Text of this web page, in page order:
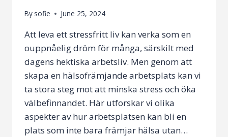
By sofie June 25, 2024
Att leva ett stressfritt liv kan verka som en
ouppnåelig dröm för många, särskilt med
dagens hektiska arbetsliv. Men genom att
skapa en hälsofrämjande arbetsplats kan vi
ta stora steg mot att minska stress och öka
välbefinnandet. Här utforskar vi olika
aspekter av hur arbetsplatsen kan bli en
plats som inte bara främjar hälsa utan…